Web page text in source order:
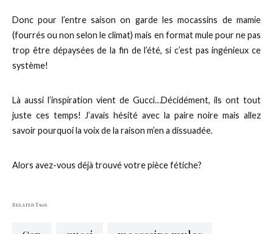
Donc pour l’entre saison on garde les mocassins de mamie
(fourrés ou non selon le climat) mais en format mule pour ne pas
trop être dépaysées de la fin de l’été, si c’est pas ingénieux ce
système!
Là aussi l’inspiration vient de Gucci…Décidément, ils ont tout
juste ces temps! J’avais hésité avec la paire noire mais allez
savoir pourquoi la voix de la raison m’en a dissuadée.
Alors avez-vous déjà trouvé votre pièce fétiche?
Related Tags